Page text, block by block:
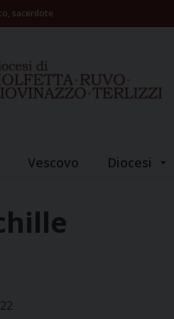
sacerdote
Vescovo Diocesi